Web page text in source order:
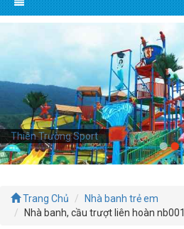
Thiên Trường Sport
Trang Chủ
Nhà banh trẻ em
Nhà banh, cầu trượt liên hoàn nb001